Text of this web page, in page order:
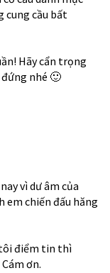
cung cầu bất
Hãy cẩn trọng
nhé 🙂
vì dư âm của
em chiến đấu hăng
tôi điểm tin thì
Cám ơn.